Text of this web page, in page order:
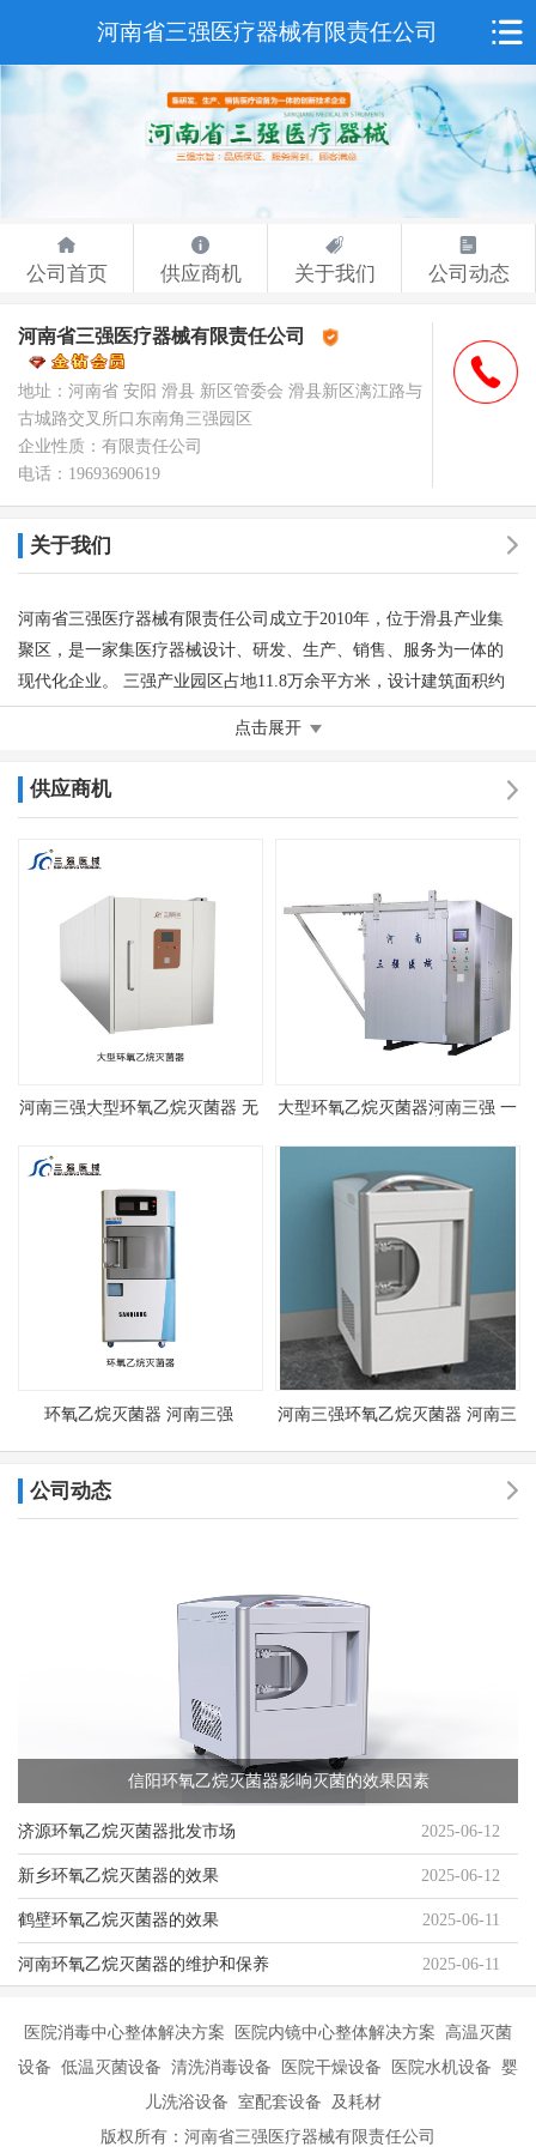
河南省三强医疗器械有限责任公司
公司首页 供应商机 关于我们 公司动态
荣誉认证
河南省三强医疗器械有限责任公司
地址：河南省 安阳 滑县 新区管委会 滑县新区漓江路与
古城路交叉所口东南角三强园区
企业性质：有限责任公司
电话：19693690619
关于我们
河南省三强医疗器械有限责任公司成立于2010年，位于滑县产业集
聚区，是一家集医疗器械设计、研发、生产、销售、服务为一体的
现代化企业。 三强产业园区占地11.8万余平方米，设计建筑面积约
13万平方米，总投资约5亿元，产品涵盖了清洗设备、供应室整体配
等6大板..
主营产品或服务
中心整体解决方案,高温灭菌设备,低温灭菌设备,清洗消毒设备,医院
干燥设备,医院水机设备,婴儿洗浴设备,室配套设备,及耗材
点击展开
供应商机
河南三强大型环氧乙烷灭菌器 无
大型环氧乙烷灭菌器河南三强 一
环氧乙烷灭菌器 河南三强
河南三强环氧乙烷灭菌器 河南三
菌器
公司动态
信阳环氧乙烷灭菌器影响灭菌的效果因素
济源环氧乙烷灭菌器批发市场 2025-06-12
新乡环氧乙烷灭菌器的效果 2025-06-12
鹤壁环氧乙烷灭菌器的效果 2025-06-11
河南环氧乙烷灭菌器的维护和保养 2025-06-11
医院消毒中心整体解决方案 医院内镜中心整体解决方案 高温灭菌
设备 低温灭菌设备 清洗消毒设备 医院干燥设备 医院水机设备 婴
儿洗浴设备 室配套设备 及耗材
版权所有：河南省三强医疗器械有限责任公司